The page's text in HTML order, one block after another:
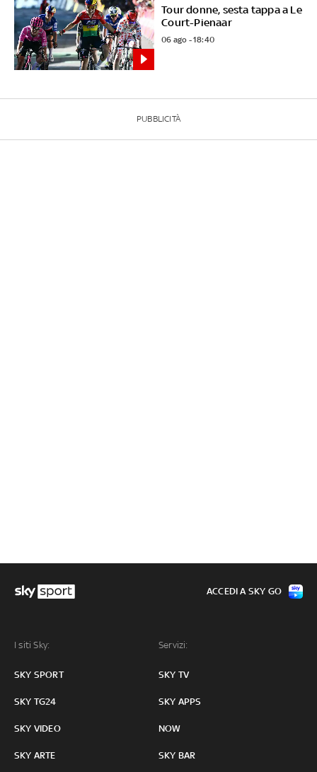
Tour donne, sesta tappa a Le
Court-Pienaar
06 ago - 18:40
PUBBLICITÀ
I siti Sky:
SKY SPORT
SKY TG24
SKY VIDEO
SKY ARTE
Servizi:
SKY TV
SKY APPS
NOW
SKY BAR
ACCEDI A SKY GO